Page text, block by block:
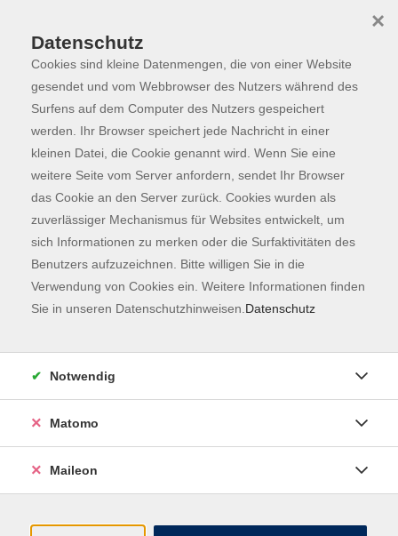
Skip to main content
Über uns Unsere Lehrkräfte
Der Dozent konnte leider nicht gefunden
werden
Datenschutzerklärung
Datenschutz
Cookies sind kleine Datenmengen, die von einer Website
gesendet und vom Webbrowser des Nutzers während des
Surfens auf dem Computer des Nutzers gespeichert
werden. Ihr Browser speichert jede Nachricht in einer
kleinen Datei, die Cookie genannt wird. Wenn Sie eine
weitere Seite vom Server anfordern, sendet Ihr Browser
das Cookie an den Server zurück. Cookies wurden als
zuverlässiger Mechanismus für Websites entwickelt, um
sich Informationen zu merken oder die Surfaktivitäten des
Benutzers aufzuzeichnen. Bitte willigen Sie in die
Verwendung von Cookies ein. Weitere Informationen finden
Sie in unseren Datenschutzhinweisen. Datenschutz
×
Notwendig
Matomo
Maileon